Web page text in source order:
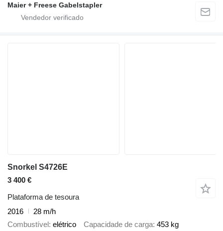
Maier + Freese Gabelstapler
Snorkel S4726E
3 400 €
Plataforma de tesoura
2016
28 m/h
Combustível elétrico Capacidade de carga 453 kg